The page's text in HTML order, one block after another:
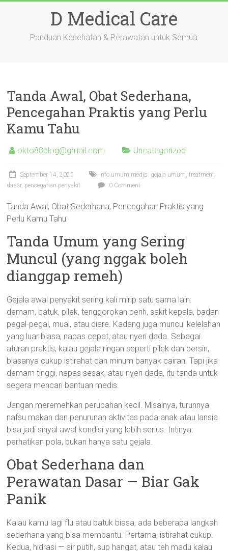
D Medical Care
Panduan Kesehatan & Perawatan untuk Semua
Tanda Awal, Obat Sederhana,
Pencegahan Praktis yang Perlu
Kamu Tahu
okto88blog@gmail.com Uncategorized
September 14, 2025
Info umum medis: gejala umum, treatment
dasar, pencegahan penyakit
0 Comment
Tanda Awal, Obat Sederhana, Pencegahan Praktis yang
Perlu Kamu Tahu
Tanda Umum yang Sering
Muncul (yang nggak boleh
dianggap remeh)
Gejala awal penyakit sering kali mirip satu sama lain:
demam, batuk, pilek, tenggorokan perih, sakit kepala, badan
pegal-pegal, mual, atau diare. Kadang juga muncul kelelahan
yang luar biasa, napas cepat, atau nyeri dada. Sebagai
aturan praktis, kalau gejala ringan seperti pilek dan bersin,
biasanya cukup istirahat dan minum banyak cairan. Tapi jika
demam tinggi, napas sesak, atau nyeri dada, itu tanda untuk
segera mencari bantuan medis.
Jangan meremehkan perubahan kecil. Misalnya, turunnya
nafsu makan dan penurunan aktivitas pada anak atau lansia
bisa jadi sinyal awal kondisi yang lebih serius. Intinya:
perhatikan pola, bukan hanya satu gejala.
Obat Sederhana dan
Perawatan Dasar — Biar Gak
Panik
Kalau kamu lagi flu atau batuk biasa, ada beberapa langkah
sederhana yang bisa membantu. Pertama, istirahat cukup.
Kedua, hidrasi — air putih, sup hangat, atau teh madu kalau